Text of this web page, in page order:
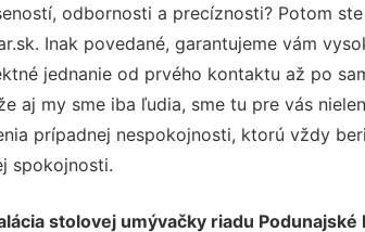
odbornosti a precíznosti? Potom
Inak povedané, garantujeme vám
jednanie od prvého kontaktu až po
aj my sme iba ľudia, sme tu pre vás
prípadnej nespokojnosti, ktorú vždy
spokojnosti.
stolovej umývačky riadu Podunajské